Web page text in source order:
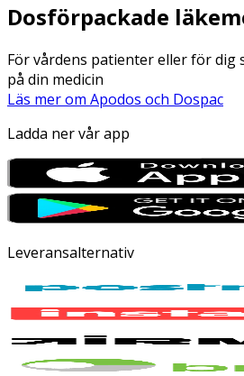
Dosförpackade
För vårdens patienter eller för dig
på din medicin
Läs mer om Apodos och Dospac
Ladda ner vår app
Leveransalternativ